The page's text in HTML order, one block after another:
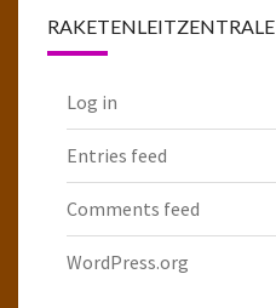
RAKETENLEITZENTRALE
Log in
Entries feed
Comments feed
WordPress.org